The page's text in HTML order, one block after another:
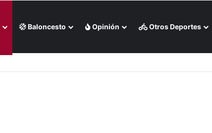
Baloncesto Opinión Otros Deportes